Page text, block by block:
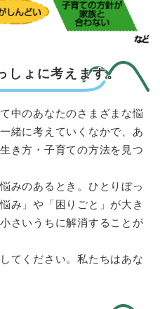
しょに考えます。
中のあなたのさまざまな悩
緒に考えていくなかで、あ
き方・子育ての方法を見つ
みのあるとき。ひとりぼっ
み」や「困りごと」が大き
さいうちに解消することが
てください。私たちはあな